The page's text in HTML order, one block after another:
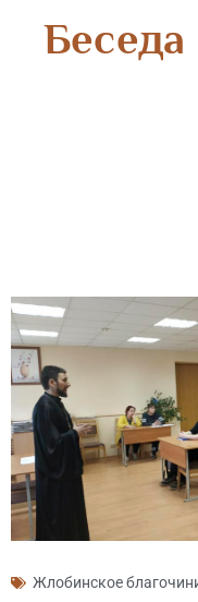
Жлобинское